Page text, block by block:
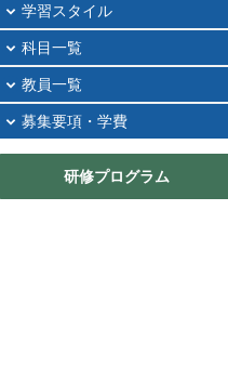
学習スタイル
科目一覧
教員一覧
募集要項・学費
研修プログラム